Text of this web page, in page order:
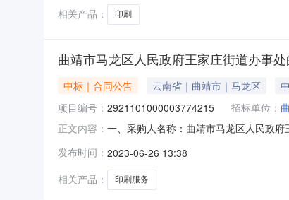
相关产品：
印刷
曲靖市马龙区人民政府王家庄街道办事
中标｜合同公告 云南省｜曲靖市｜马龙区
项目编号： 2921101000003774215 招标单位：
正文内容： 一、采购人名称：曲靖市马龙区人民政
1.09328.59328.5服务要求或标的基本概
话：1
发布时间： 2023-06-26 13:38
相关产品：
印刷服务